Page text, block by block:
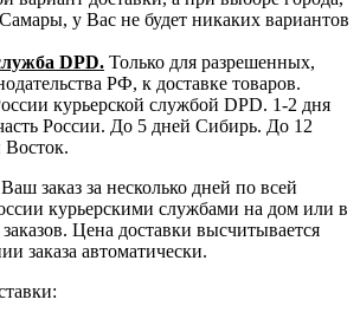
у Вас не будет никаких вариантов
DPD. Только для разрешенных,
РФ, к доставке товаров.
курьерской службой DPD. 1-2 дня
России. До 5 дней Сибирь. До 12
заказ за несколько дней по всей
курьерскими службами на дом или в
Цена доставки высчитывается
заказа автоматически.